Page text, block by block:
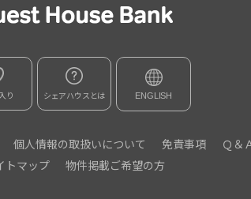
り シェアハウスとは ENGLISH
個人情報の取扱いについて 免責事項
Ｑ＆
トマップ
物件掲載ご希望の方